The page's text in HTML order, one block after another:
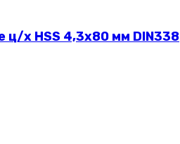
ц/х HSS 4,3х80 мм DIN338